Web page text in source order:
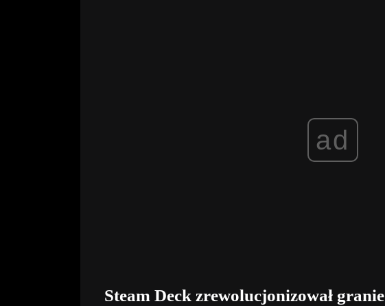
ad
Steam Deck zrewolucjonizował granie